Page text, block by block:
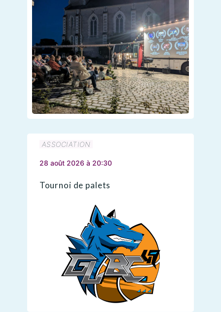
ASSOCIATION
28 août 2026 à 20:30
Tournoi de palets